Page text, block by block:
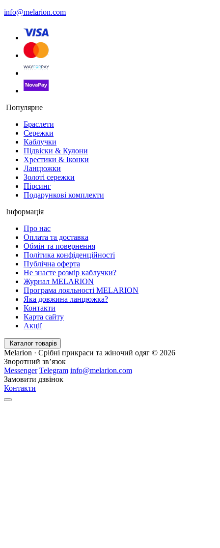
info@melarion.com
Популярне
Браслети
Сережки
Каблучки
Підвіски & Кулони
Хрестики & Іконки
Ланцюжки
Золоті сережки
Пірсинг
Подарункові комплекти
Інформація
Про нас
Оплата та доставка
Обмін та повернення
Політика конфіденційності
Публічна оферта
Не знаєте розмір каблучки?
Журнал MELARION
Програма лояльності MELARION
Яка довжина ланцюжка?
Контакти
Карта сайту
Акції
Каталог товарів
Melarion · Срібні прикраси та жіночий одяг © 2026
Зворотний зв’язок
Messenger Telegram info@melarion.com
Замовити дзвінок
Контакти